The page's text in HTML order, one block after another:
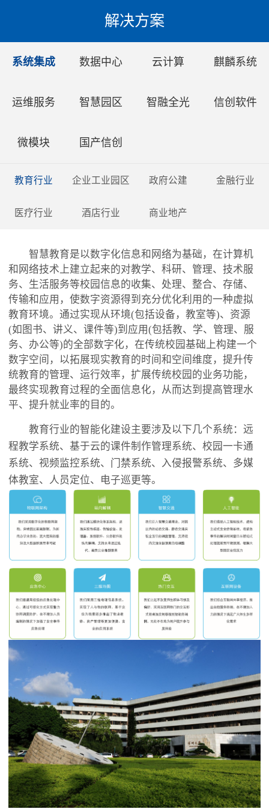
解决方案
系统集成 数据中心 云计算 麒麟系统
运维服务 智慧园区 智融全光 信创软件
微模块 国产信创
教育行业 企业工业园区 政府公建 金融行业
医疗行业 酒店行业 商业地产
智慧教育是以数字化信息和网络为基础，在计算机
和网络技术上建立起来的对教学、科研、管理、技术服
务、生活服务等校园信息的收集、处理、整合、存储、
传输和应用，使数字资源得到充分优化利用的一种虚拟
教育环境。通过实现从环境(包括设备，教室等)、资源
(如图书、讲义、课件等)到应用(包括教、学、管理、服
务、办公等)的全部数字化，在传统校园基础上构建一个
数字空间，以拓展现实教育的时间和空间维度，提升传
统教育的管理、运行效率，扩展传统校园的业务功能，
最终实现教育过程的全面信息化，从而达到提高管理水
平、提升就业率的目的。
教育行业的智能化建设主要涉及以下几个系统：远
程教学系统、基于云的课件制作管理系统、校园一卡通
系统、视频监控系统、门禁系统、入侵报警系统、多媒
体教室、人员定位、电子巡更等。